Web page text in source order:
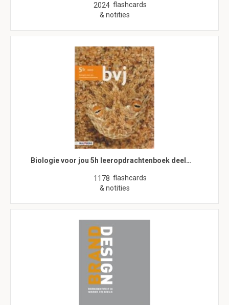
2024 flashcards
& notities
Biologie voor jou 5h leeropdrachtenboek deel…
1178 flashcards
& notities